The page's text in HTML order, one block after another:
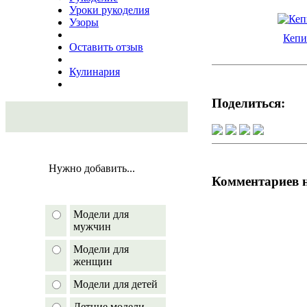
Уроки рукоделия
Узоры
Оставить отзыв
Кулинария
Нужно добавить...
Модели для
мужчин
Модели для
женщин
Модели для детей
Кепи
Поделиться:
Комментариев